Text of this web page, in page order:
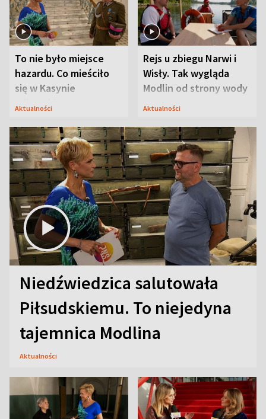
To nie było miejsce
hazardu. Co mieściło
się w Kasynie
Oficerskim?
Aktualności
Rejs u zbiegu Narwi i
Wisły. Tak wygląda
Modlin od strony wody
Aktualności
Niedźwiedzica salutowała
Piłsudskiemu. To niejedyna
tajemnica Modlina
Aktualności